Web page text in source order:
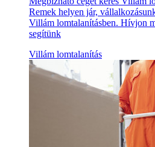
Remek helyen jár,
Villám lomtalanításben. Hívjon
segítünk
Villám lomtalanítás